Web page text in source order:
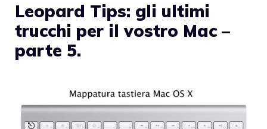
Leopard Tips: gli ultimi
trucchi per il vostro Mac –
parte 5.